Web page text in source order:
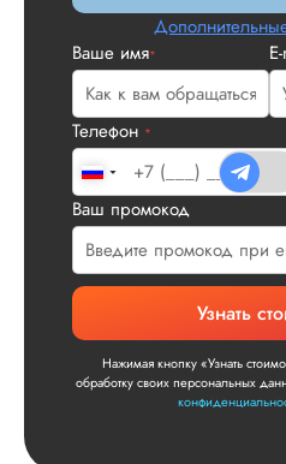
Ваше имя*
Телефон *
Ваш промокод
Узнать
Нажимая кнопку «Узнать
обработку своих персональных